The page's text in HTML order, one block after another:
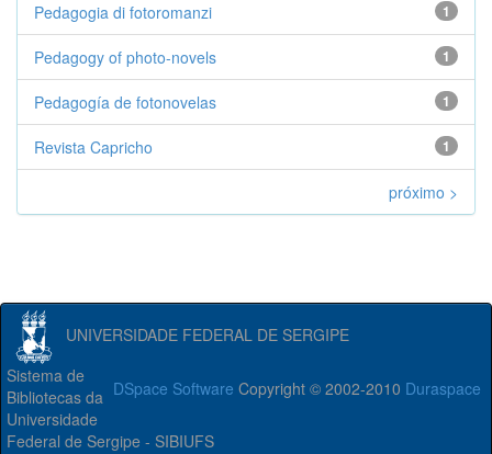
1
Pedagogia di fotoromanzi
1
Pedagogy of photo-novels
1
Pedagogía de fotonovelas
1
Revista Capricho
próximo >
UNIVERSIDADE FEDERAL DE SERGIPE
DSpace Software Copyright © 2002-2010 Duraspace
Sistema de
Bibliotecas da
Universidade
Federal de Sergipe - SIBIUFS